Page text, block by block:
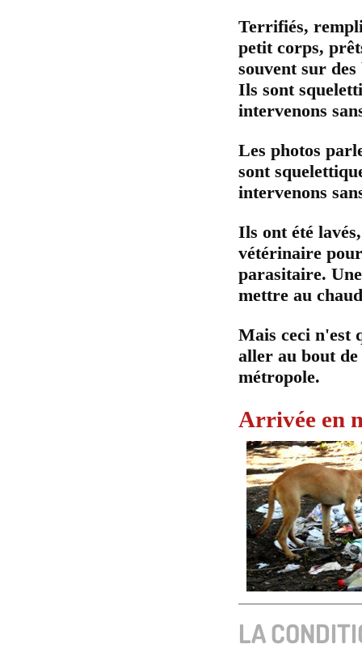
Terrifiés,
petit corps,
souvent sur des
Ils sont
intervenons
Les photos
sont
intervenons
Ils ont été
vétérinaire
parasitaire.
mettre au
Mais ceci n'est
aller au bout
métropole.
Arrivée en
LA